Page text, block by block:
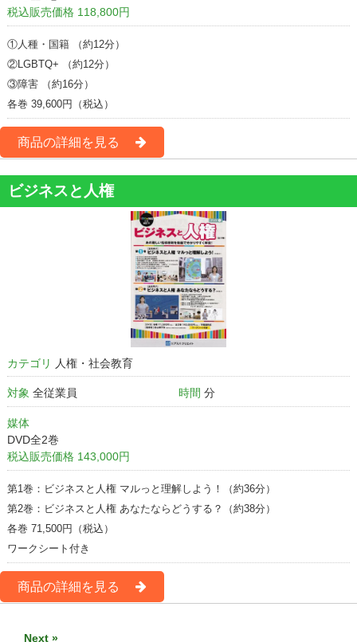
税込販売価格 118,800円
①人種・国籍
（約12分）
②LGBTQ+
（約12分）
③障害
（約16分）
各巻 39,600円（税込）
商品の詳細を見る
ビジネスと人権
カテゴリ 人権・社会教育
対象 全従業員 時間 分
媒体
DVD全2巻
税込販売価格 143,000円
第1巻：ビジネスと人権 マルっと理解しよう！（約36分）
第2巻：ビジネスと人権 あなたならどうする？（約38分）
各巻 71,500円（税込）
ワークシート付き
商品の詳細を見る
Next »